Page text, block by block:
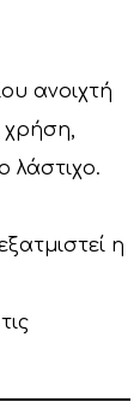
ανοιχτή
χρήση,
λάστιχο.
η